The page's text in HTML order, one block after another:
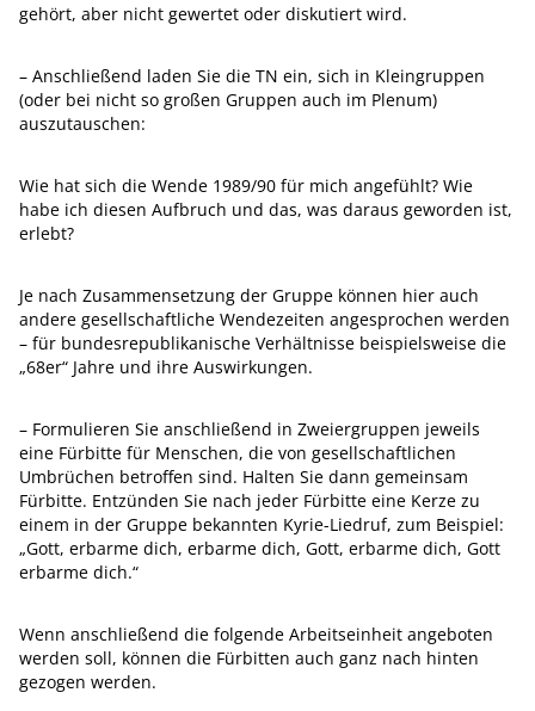
gehört, aber nicht gewertet oder diskutiert wird.
– Anschließend laden Sie die TN ein, sich in Kleingruppen
(oder bei nicht so großen Gruppen auch im Plenum)
auszutauschen:
Wie hat sich die Wende 1989/90 für mich angefühlt? Wie
habe ich diesen Aufbruch und das, was daraus geworden ist,
erlebt?
Je nach Zusammensetzung der Gruppe können hier auch
andere gesellschaftliche Wendezeiten angesprochen werden
– für bundesrepublikanische Verhältnisse beispielsweise die
„68er“ Jahre und ihre Auswirkungen.
– Formulieren Sie anschließend in Zweiergruppen jeweils
eine Fürbitte für Menschen, die von gesellschaftlichen
Umbrüchen betroffen sind. Halten Sie dann gemeinsam
Fürbitte. Entzünden Sie nach jeder Fürbitte eine Kerze zu
einem in der Gruppe bekannten Kyrie-Liedruf, zum Beispiel:
„Gott, erbarme dich, erbarme dich, Gott, erbarme dich, Gott
erbarme dich.“
Wenn anschließend die folgende Arbeitseinheit angeboten
werden soll, können die Fürbitten auch ganz nach hinten
gezogen werden.